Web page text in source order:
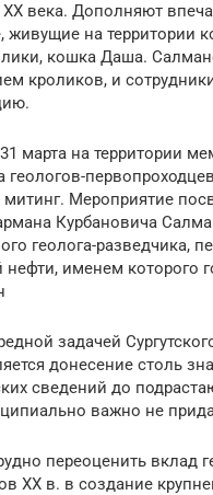
ХХ века. Дополняют
на территории
кошка Даша.
кроликов, и
марта на территории
геологов-
Мероприятие
Курбановича
геолога-разведчика,
нефти, именем которого
задачей
донесение столь
сведений до
важно не
переоценить вклад
XX в. в создание